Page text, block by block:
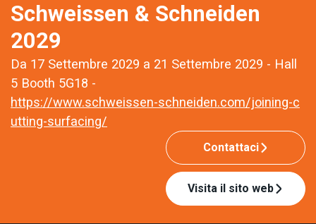
Schweissen & Schneiden
2029
Da 17 Settembre 2029 a 21 Settembre 2029 - Hall
5 Booth 5G18 -
https://www.schweissen-schneiden.com/joining-c
utting-surfacing/
Contattaci
Visita il sito web